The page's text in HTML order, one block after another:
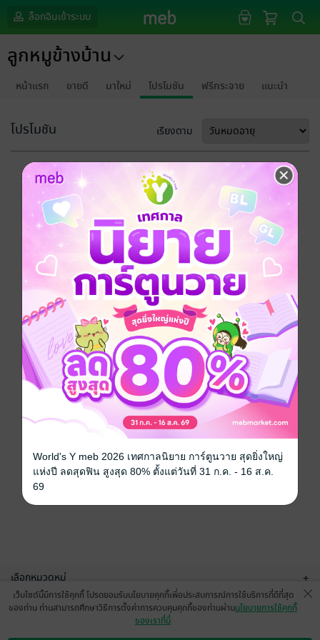
ล็อกอินเข้าระบบ
ลูกหมูข้างบ้าน
หน้าแรก ขายดี มาใหม่ โปรโมชัน ฟรีกระจาย แนะนำ
โปรโมชัน เรียงตาม
ขออภัยด้วยนะคะ
ไม่พบข้อมูลในหัวข้อที่คุณกำลังชมค่ะ
เลือกหมวดหมู่ +
บริการช่วยเหลือ
เว็บไซต์นี้มีการใช้คุกกี้ โปรดยอมรับนโยบายคุกกี้เพื่อประสบการณ์การใช้บริการที่ดีที่สุด
ของท่าน ท่านสามารถศึกษาวิธีการตั้งค่าการควบคุมคุกกี้ของท่านผ่านนโยบายการใช้คุกกี้
ของเราที่นี่
World's Y meb 2026 เทศกาลนิยาย การ์ตูนวาย สุดยิ่งใหญ่
แห่งปี ลดสุดฟิน สูงสุด 80% ตั้งแต่วันที่ 31 ก.ค. - 16 ส.ค.
69